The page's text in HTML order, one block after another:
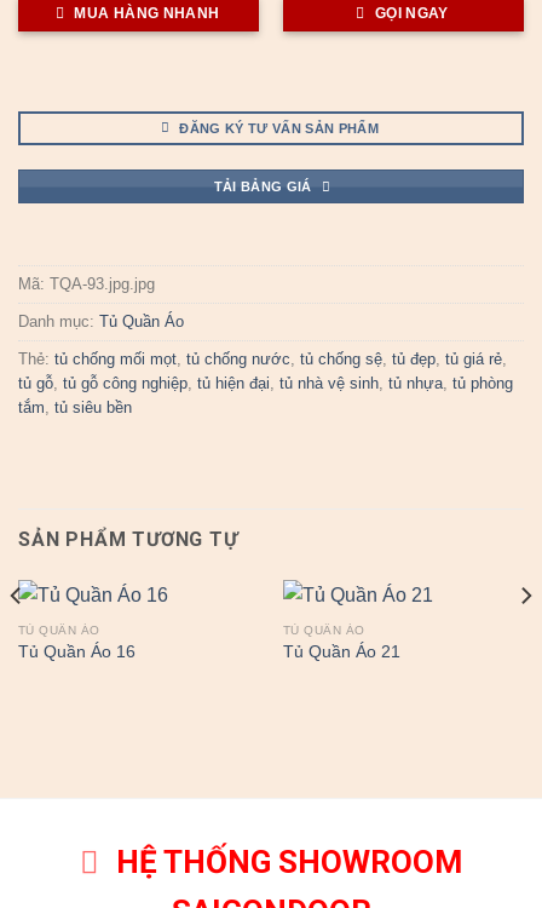
MUA HÀNG NHANH GỌI NGAY
ĐĂNG KÝ TƯ VẤN SẢN PHẨM
TẢI BẢNG GIÁ
Mã: TQA-93.jpg.jpg
Danh mục: Tủ Quần Áo
Thẻ: tủ chống mối mọt, tủ chống nước, tủ chống sệ, tủ đẹp, tủ giá rẻ,
tủ gỗ, tủ gỗ công nghiệp, tủ hiện đại, tủ nhà vệ sinh, tủ nhựa, tủ phòng
tắm, tủ siêu bền
SẢN PHẨM TƯƠNG TỰ
TỦ QUẦN ÁO
Tủ Quần Áo 16
TỦ QUẦN ÁO
Tủ Quần Áo 21
HỆ THỐNG SHOWROOM